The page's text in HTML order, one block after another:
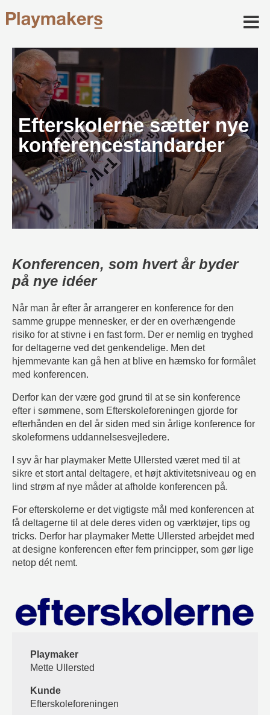
Efterskolerne sætter nye
konferencestandarder
Konferencen, som hvert år byder
på nye idéer
Når man år efter år arrangerer en konference for den
samme gruppe mennesker, er der en overhængende
risiko for at stivne i en fast form. Der er nemlig en tryghed
for deltagerne ved det genkendelige. Men det
hjemmevante kan gå hen at blive en hæmsko for formålet
med konferencen.
Derfor kan der være god grund til at se sin konference
efter i sømmene, som Efterskoleforeningen gjorde for
efterhånden en del år siden med sin årlige konference for
skoleformens uddannelsesvejledere.
I syv år har playmaker Mette Ullersted været med til at
sikre et stort antal deltagere, et højt aktivitetsniveau og en
lind strøm af nye måder at afholde konferencen på.
For efterskolerne er det vigtigste mål med konferencen at
få deltagerne til at dele deres viden og værktøjer, tips og
tricks. Derfor har playmaker Mette Ullersted arbejdet med
at designe konferencen efter fem principper, som gør lige
netop dét nemt.
Playmaker
Mette Ullersted
Kunde
Efterskoleforeningen